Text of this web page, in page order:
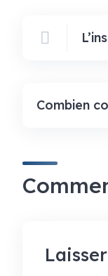
Combien